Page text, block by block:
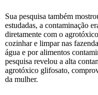
Sua pesquisa também
estudadas, a contaminação
diretamente com o
cozinhar e limpar nas
água e por alimentos
pesquisa revelou a alta
agrotóxico glifosato,
da mulher.